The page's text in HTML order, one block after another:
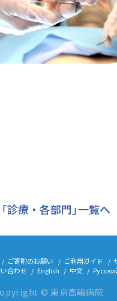
「診療・各部門」一覧へ
ご寄附のお願い ご利用ガイド
合わせ
English 中文
© 東京高輪病院